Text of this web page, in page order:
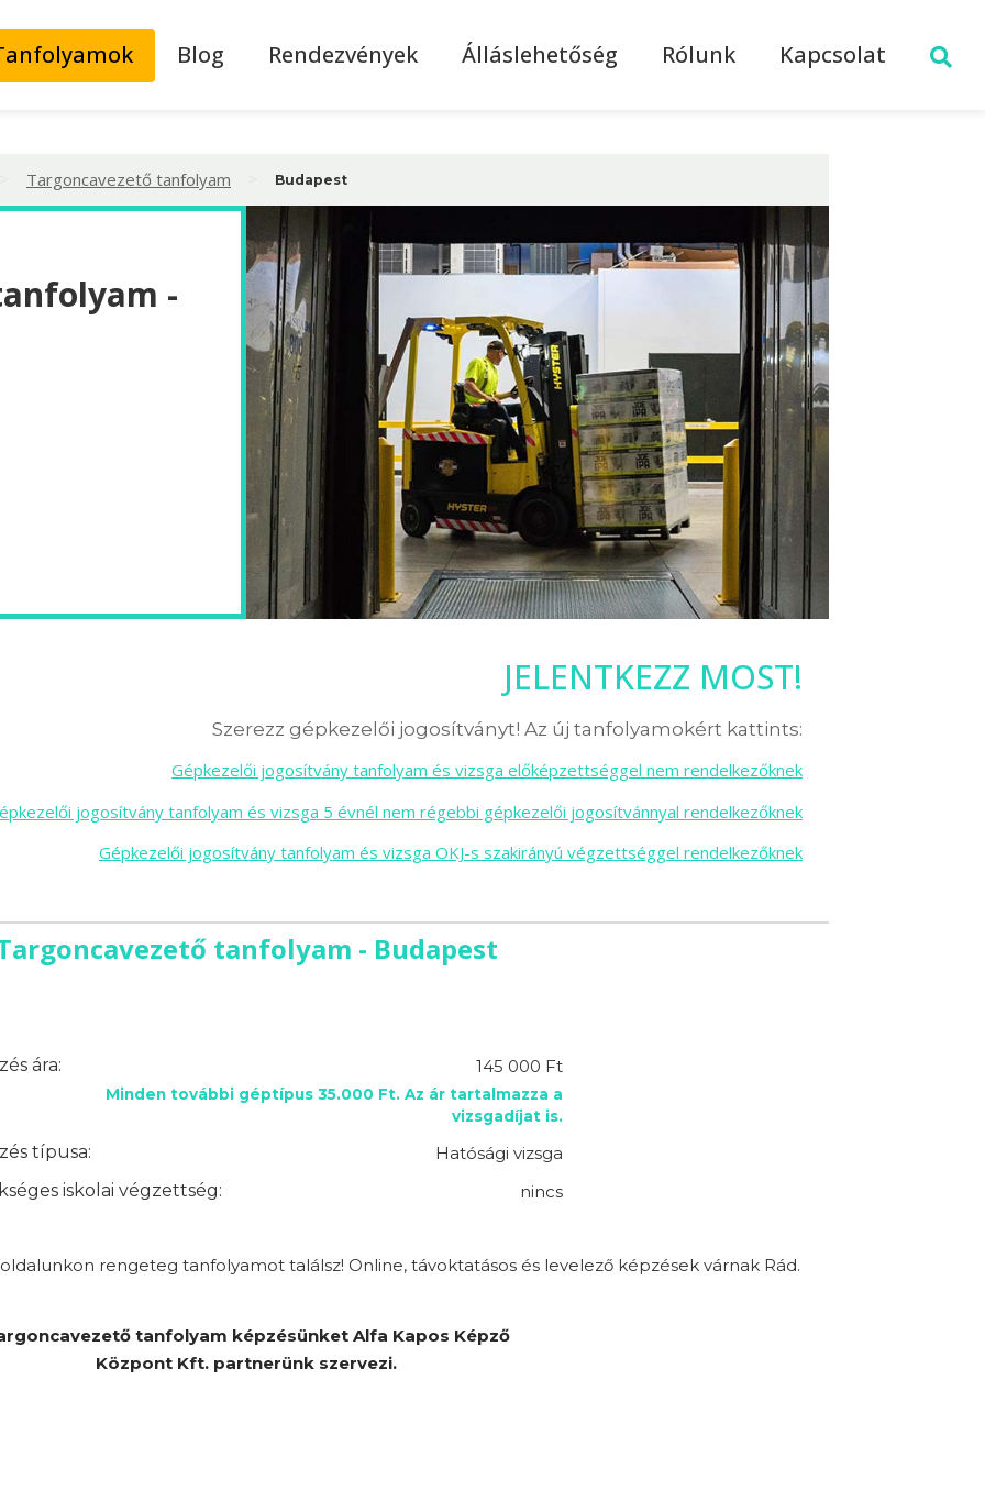
Blog Rendezvények Álláslehetőség Rólunk Kapcsolat
Targoncavezető tanfolyam Budapest
-
JELENTKEZZ MOST!
Szerezz gépkezelői jogosítványt! Az új tanfolyamokért kattints:
Gépkezelői jogosítvány tanfolyam és vizsga előképzettséggel nem rendelkezőknek
jogosítvány tanfolyam és vizsga 5 évnél nem régebbi gépkezelői jogosítvánnyal rendelkezőknek
Gépkezelői jogosítvány tanfolyam és vizsga OKJ-s szakirányú végzettséggel rendelkezőknek
tanfolyam - Budapest
ára: 145 000 Ft
Minden további géptípus 35.000 Ft. Az ár tartalmazza a
vizsgadíjat is.
típusa:
Hatósági vizsga
iskolai végzettség:
nincs
rengeteg tanfolyamot találsz! Online, távoktatásos és levelező képzések várnak Rád.
tanfolyam képzésünket Alfa Kapos Képző
Központ Kft. partnerünk szervezi.